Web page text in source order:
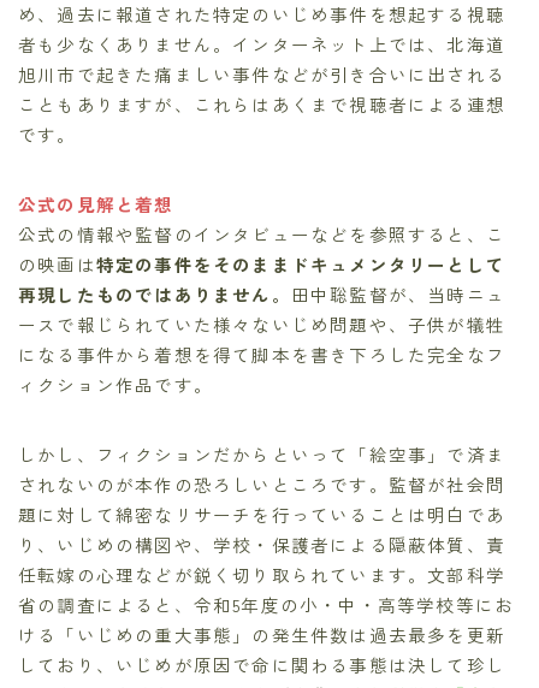
め、過去に報道された特定のいじめ事件を想起する視聴
者も少なくありません。インターネット上では、北海道
旭川市で起きた痛ましい事件などが引き合いに出される
こともありますが、これらはあくまで視聴者による連想
です。
公式の見解と着想
公式の情報や監督のインタビューなどを参照すると、こ
の映画は特定の事件をそのままドキュメンタリーとして
再現したものではありません。
田中聡監督が、当時ニュ
ースで報じられていた様々ないじめ問題や、子供が犠牲
になる事件から着想を得て脚本を書き下ろした完全なフ
ィクション作品です。
しかし、フィクションだからといって「絵空事」で済ま
されないのが本作の恐ろしいところです。監督が社会問
題に対して綿密なリサーチを行っていることは明白であ
り、いじめの構図や、学校・保護者による隠蔽体質、責
任転嫁の心理などが鋭く切り取られています。文部科学
省の調査によると、令和5年度の小・中・高等学校等にお
ける「いじめの重大事態」の発生件数は過去最多を更新
しており、いじめが原因で命に関わる事態は決して珍し